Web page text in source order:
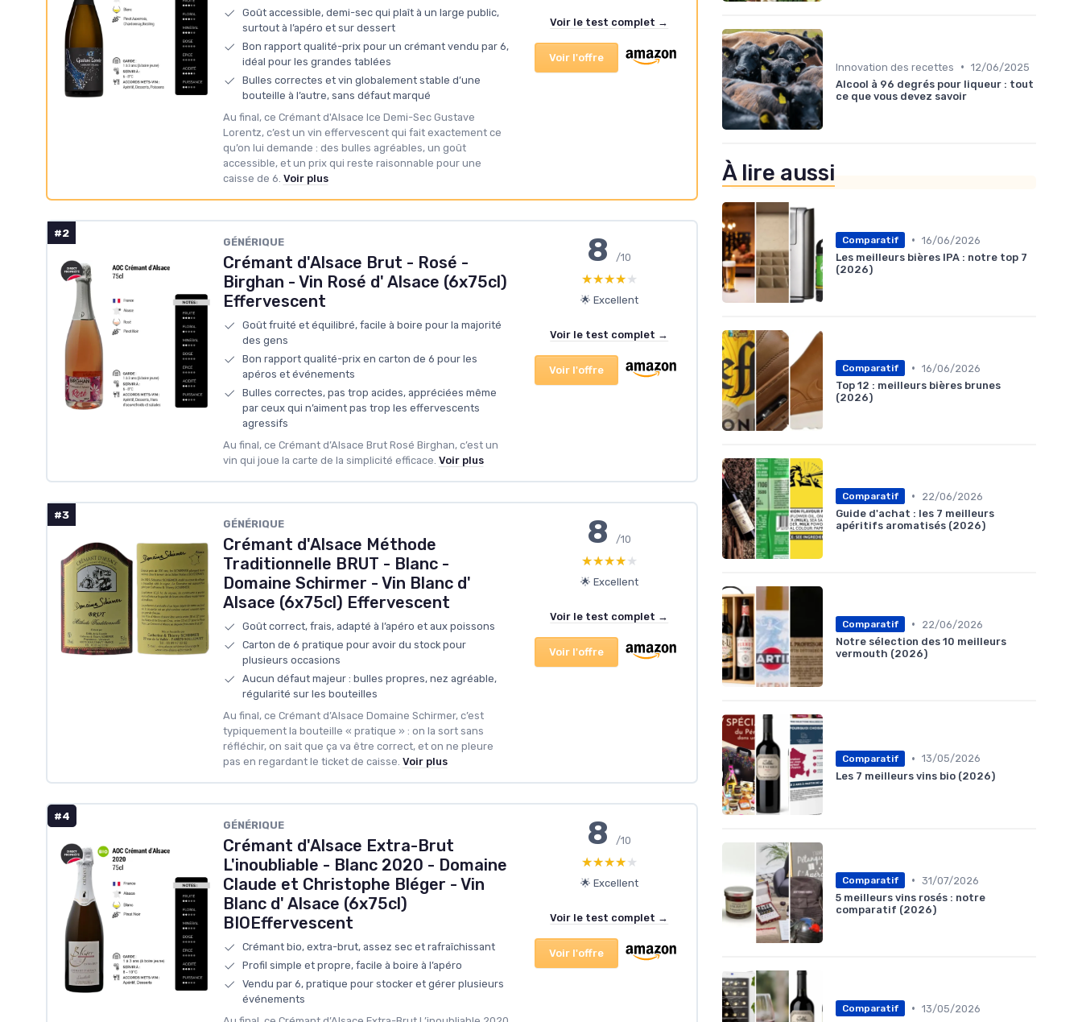
Goût accessible, demi-sec qui plaît à un large public,
surtout à l’apéro et sur dessert
Bon rapport qualité-prix pour un crémant vendu par 6,
idéal pour les grandes tablées
Bulles correctes et vin globalement stable d’une
bouteille à l’autre, sans défaut marqué
Au final, ce Crémant d'Alsace Ice Demi-Sec Gustave
Lorentz, c’est un vin effervescent qui fait exactement ce
qu’on lui demande : des bulles agréables, un goût
accessible, et un prix qui reste raisonnable pour une
caisse de 6. Voir plus
Voir le test complet →
Voir l'offre
#2
GÉNÉRIQUE
Crémant d'Alsace Brut - Rosé -
Birghan - Vin Rosé d' Alsace (6x75cl)
Effervescent
Goût fruité et équilibré, facile à boire pour la majorité
des gens
Bon rapport qualité-prix en carton de 6 pour les
apéros et événements
Bulles correctes, pas trop acides, appréciées même
par ceux qui n’aiment pas trop les effervescents
agressifs
Au final, ce Crémant d’Alsace Brut Rosé Birghan, c’est un
vin qui joue la carte de la simplicité efficace. Voir plus
8/10
★★★★★
★★★★★
🌟 Excellent
Voir le test complet →
Voir l'offre
#3
GÉNÉRIQUE
Crémant d'Alsace Méthode
Traditionnelle BRUT - Blanc -
Domaine Schirmer - Vin Blanc d'
Alsace (6x75cl) Effervescent
Goût correct, frais, adapté à l’apéro et aux poissons
Carton de 6 pratique pour avoir du stock pour
plusieurs occasions
Aucun défaut majeur : bulles propres, nez agréable,
régularité sur les bouteilles
Au final, ce Crémant d’Alsace Domaine Schirmer, c’est
typiquement la bouteille « pratique » : on la sort sans
réfléchir, on sait que ça va être correct, et on ne pleure
pas en regardant le ticket de caisse. Voir plus
8/10
★★★★★
★★★★★
🌟 Excellent
Voir le test complet →
Voir l'offre
#4
GÉNÉRIQUE
Crémant d'Alsace Extra-Brut
L'inoubliable - Blanc 2020 - Domaine
Claude et Christophe Bléger - Vin
Blanc d' Alsace (6x75cl)
BIOEffervescent
Crémant bio, extra-brut, assez sec et rafraîchissant
Profil simple et propre, facile à boire à l’apéro
Vendu par 6, pratique pour stocker et gérer plusieurs
événements
8/10
★★★★★
★★★★★
🌟 Excellent
Voir le test complet →
Voir l'offre
Innovation des recettes • 12/06/2025
Alcool à 96 degrés pour liqueur : tout
ce que vous devez savoir
À lire aussi
Comparatif • 16/06/2026
Les meilleurs bières IPA : notre top 7
(2026)
Comparatif • 16/06/2026
Top 12 : meilleurs bières brunes
(2026)
Comparatif •
22/06/2026
Guide d'achat : les 7 meilleurs
apéritifs aromatisés (2026)
Comparatif •
22/06/2026
Notre sélection des 10 meilleurs
vermouth (2026)
Comparatif • 13/05/2026
Les 7 meilleurs vins bio (2026)
Comparatif • 31/07/2026
5 meilleurs vins rosés : notre
comparatif (2026)
Comparatif • 13/05/2026